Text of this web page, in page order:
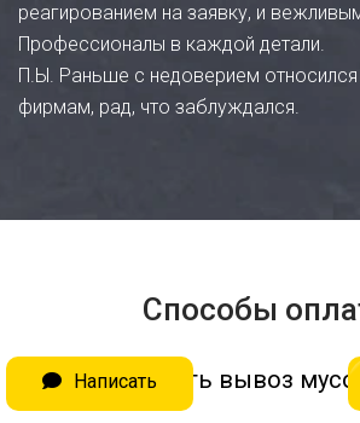
реагированием на заявку, и
Профессионалы в каждой детали.
П.Ы. Раньше с недоверием
фирмам, рад, что заблуждался.
Способы
Оплатить вывоз
Написать